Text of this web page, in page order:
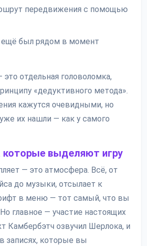
передвижения с помощью
ещё был рядом в момент
отдельная головоломка,
«дедуктивного метода».
кажутся очевидными, но
их нашли — как у самого
которые выделяют игру
— это атмосфера. Всё, от
до музыки, отсылает к
в меню — тот самый, что вы
главное — участие настоящих
Камбербэтч озвучил Шерлока, и
записях, которые вы